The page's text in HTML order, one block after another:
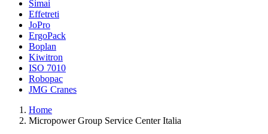
Simai
Effetreti
JoPro
ErgoPack
Boplan
Kiwitron
ISO 7010
Robopac
JMG Cranes
Home
Micropower Group Service Center Italia